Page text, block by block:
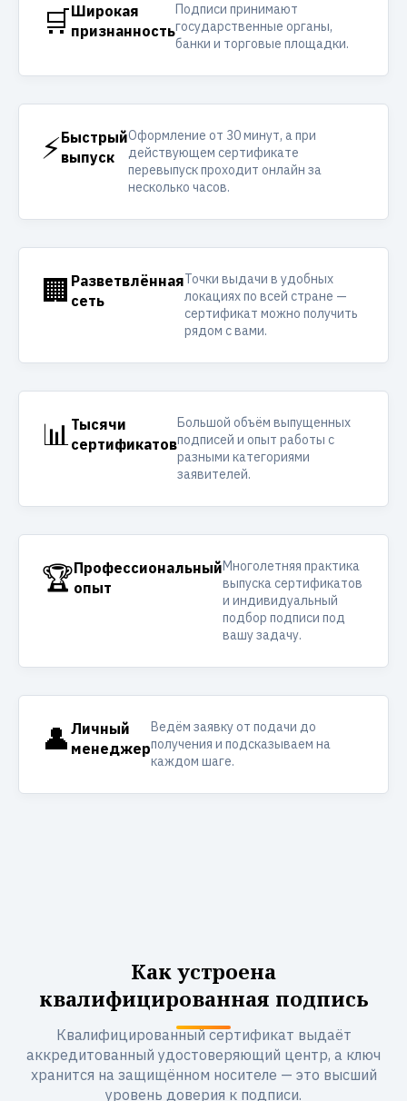
🛒Широкая
признанность
Подписи принимают
государственные органы,
банки и торговые площадки.
⚡Быстрый
выпуск
Оформление от 30 минут, а при
действующем сертификате
перевыпуск проходит онлайн за
несколько часов.
🏢 Разветвлённая
сеть
Точки выдачи в удобных
локациях по всей стране —
сертификат можно получить
рядом с вами.
📊 Тысячи
сертификатов
Большой объём выпущенных
подписей и опыт работы с
разными категориями
заявителей.
🏆Профессиональный
опыт
Многолетняя практика
выпуска сертификатов
и индивидуальный
подбор подписи под
вашу задачу.
👤 Личный
менеджер
Ведём заявку от подачи до
получения и подсказываем на
каждом шаге.
Как устроена
квалифицированная подпись
Квалифицированный сертификат выдаёт
аккредитованный удостоверяющий центр, а ключ
хранится на защищённом носителе — это высший
уровень доверия к подписи.